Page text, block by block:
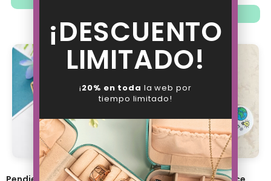
¡DESCUENTO
LIMITADO!
¡20% en toda la web por
tiempo limitado!